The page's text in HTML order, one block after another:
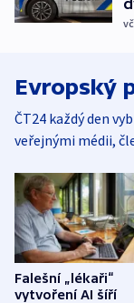
Evropský
ČT24 každý den
veřejnými médii,
Falešní „lékaři“
vytvoření AI šíří